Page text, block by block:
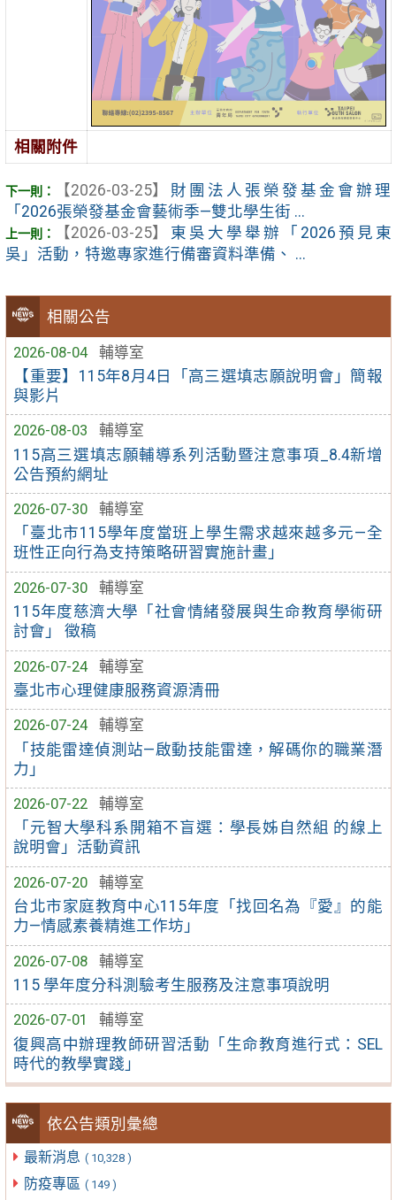
相關公告
2026-08-04
輔導室
【重要】115年8月4日「高三選填志願說明會」簡報
與影片
2026-08-03
輔導室
115高三選填志願輔導系列活動暨注意事項_8.4新增
公告預約網址
2026-07-30
輔導室
「臺北市115學年度當班上學生需求越來越多元—全
班性正向行為支持策略研習實施計畫」
2026-07-30
輔導室
115年度慈濟大學「社會情緒發展與生命教育學術研
討會」 徵稿
2026-07-24
輔導室
臺北市心理健康服務資源清冊
2026-07-24
輔導室
「技能雷達偵測站—啟動技能雷達，解碼你的職業潛
力」
2026-07-22
輔導室
「元智大學科系開箱不盲選：學長姊自然組 的線上
說明會」活動資訊
2026-07-20
輔導室
台北市家庭教育中心115年度「找回名為『愛』的能
力—情感素養精進工作坊」
2026-07-08
輔導室
115 學年度分科測驗考生服務及注意事項說明
2026-07-01
輔導室
復興高中辦理教師研習活動「生命教育進行式：SEL
時代的教學實踐」
依公告類別彙總
最新消息 ( 10,328 )
防疫專區 ( 149 )
相關附件
【2026-03-25】
財團法人張榮發基金會辦理
「2026張榮發基金會藝術季—雙北學生街 ...
【2026-03-25】
東吳大學舉辦「2026預見東
吳」活動，特邀專家進行備審資料準備、 ...